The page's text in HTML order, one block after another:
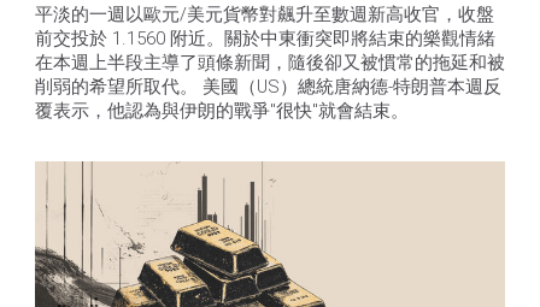
平淡的一週以歐元/美元貨幣對飆升至數週新高收官，收盤
前交投於 1.1560 附近。關於中東衝突即將結束的樂觀情緒
在本週上半段主導了頭條新聞，隨後卻又被慣常的拖延和被
削弱的希望所取代。 美國（US）總統唐納德-特朗普本週反
覆表示，他認為與伊朗的戰爭"很快"就會結束。